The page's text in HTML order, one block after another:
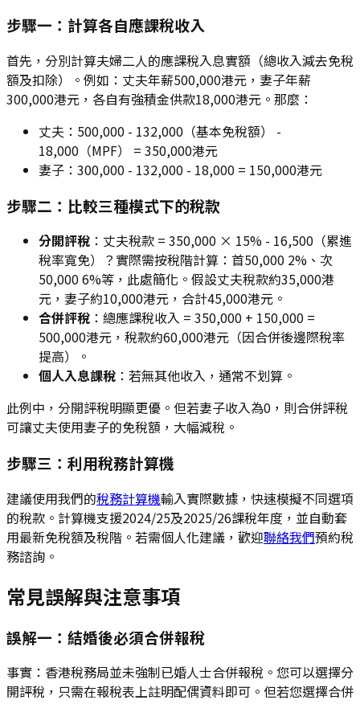
步驟一：計算各自應課稅收入
首先，分別計算夫婦二人的應課稅入息實額（總收入減去免稅
額及扣除）。例如：丈夫年薪500,000港元，妻子年薪
300,000港元，各自有強積金供款18,000港元。那麼：
丈夫：500,000 - 132,000（基本免稅額） -
18,000（MPF） = 350,000港元
妻子：300,000 - 132,000 - 18,000 = 150,000港元
步驟二：比較三種模式下的稅款
分開評稅 ：丈夫稅款 = 350,000 × 15% - 16,500（累進
稅率寬免）？實際需按稅階計算：首50,000 2%、次
50,000 6%等，此處簡化。假設丈夫稅款約35,000港
元，妻子約10,000港元，合計45,000港元。
合併評稅 ：總應課稅收入 = 350,000 + 150,000 =
500,000港元，稅款約60,000港元（因合併後邊際稅率
提高）。
個人入息課稅 ：若無其他收入，通常不划算。
此例中，分開評稅明顯更優。但若妻子收入為0，則合併評稅
可讓丈夫使用妻子的免稅額，大幅減稅。
步驟三：利用稅務計算機
建議使用我們的稅務計算機輸入實際數據，快速模擬不同選項
的稅款。計算機支援2024/25及2025/26課稅年度，並自動套
用最新免稅額及稅階。若需個人化建議，歡迎聯絡我們預約稅
務諮詢。
常見誤解與注意事項
誤解一：結婚後必須合併報稅
事實：香港稅務局並未強制已婚人士合併報稅。您可以選擇分
開評稅，只需在報稅表上註明配偶資料即可。但若您選擇合併